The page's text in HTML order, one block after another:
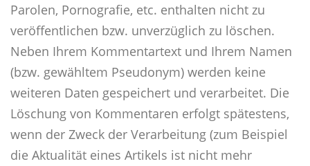
Parolen, Pornografie, etc. enthalten nicht zu
veröffentlichen bzw. unverzüglich zu löschen.
Neben Ihrem Kommentartext und Ihrem Namen
(bzw. gewähltem Pseudonym) werden keine
weiteren Daten gespeichert und verarbeitet. Die
Löschung von Kommentaren erfolgt spätestens,
wenn der Zweck der Verarbeitung (zum Beispiel
die Aktualität eines Artikels ist nicht mehr